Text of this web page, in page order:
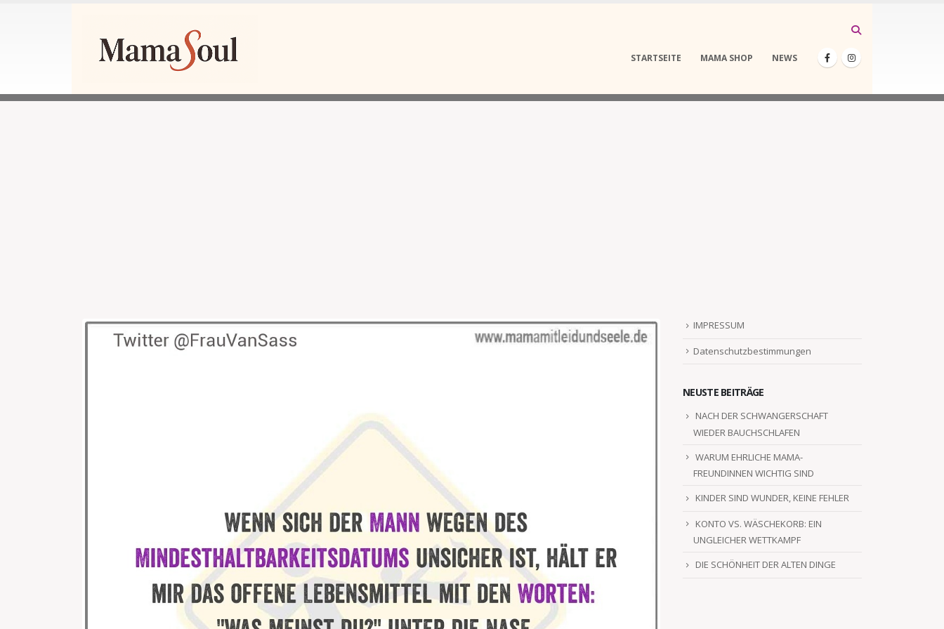
STARTSEITE MAMA SHOP NEWS
IMPRESSUM
Datenschutzbestimmungen
NEUSTE BEITRÄGE
NACH DER SCHWANGERSCHAFT
WIEDER BAUCHSCHLAFEN
WARUM EHRLICHE MAMA-
FREUNDINNEN WICHTIG SIND
KINDER SIND WUNDER, KEINE FEHLER
KONTO VS. WÄSCHEKORB: EIN
UNGLEICHER WETTKAMPF
DIE SCHÖNHEIT DER ALTEN DINGE